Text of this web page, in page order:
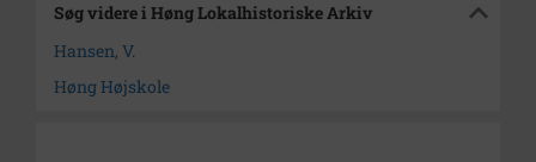
Søg videre i Høng Lokalhistoriske Arkiv
Hansen, V.
Høng Højskole